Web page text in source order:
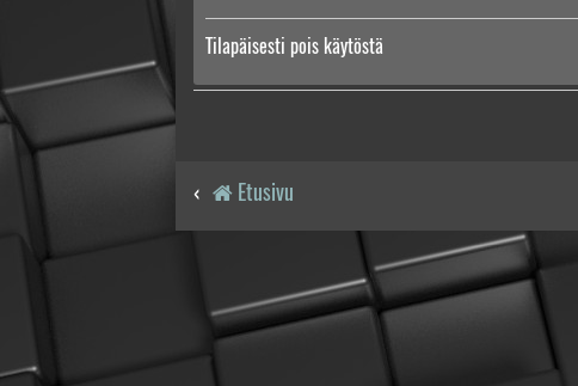
Tilapäisesti pois käytöstä
Etusivu